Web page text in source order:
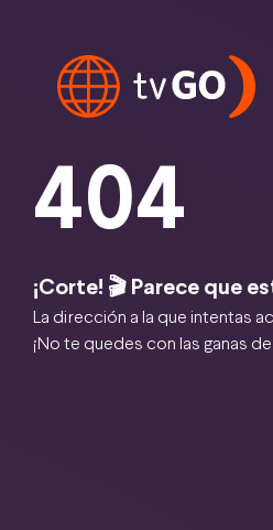
404
¡Corte! 🎬 Parece que
La dirección a la que intentas
¡No te quedes con las ganas